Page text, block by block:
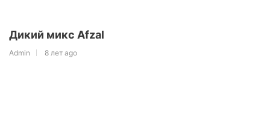
Дикий микс Afzal
Admin 8 лет ago